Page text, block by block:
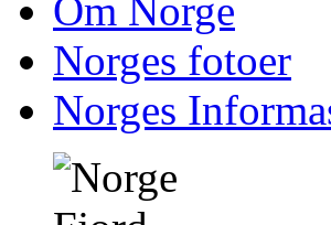
Om Norge
Norges fotoer
Norges